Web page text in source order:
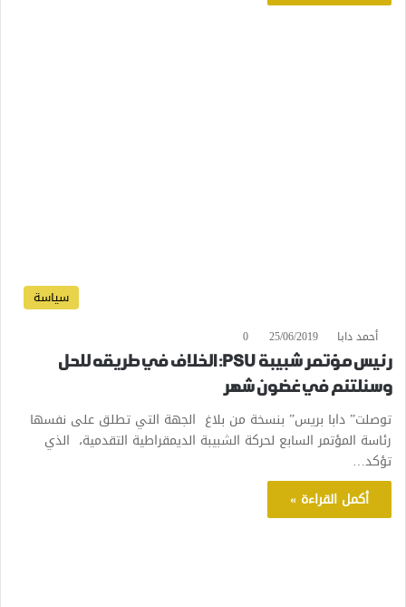
سياسة
أحمد دابا 25/06/2019
0
رئيس مؤتمر شبيبة PSU: الخلاف في طريقه للحل
وسنلتئم في غضون شهر
توصلت” دابا بريس” بنسخة من بلاغ الجهة التي تطلق على نفسها
رئاسة المؤتمر السابع لحركة الشبيبة الديمقراطية التقدمية، الذي
تؤكد…
أكمل القراءة »